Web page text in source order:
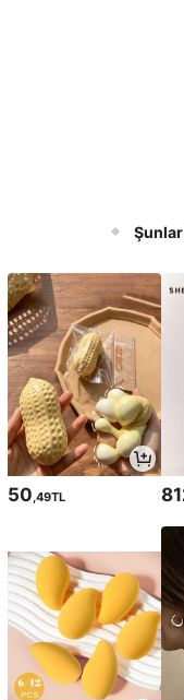
50 ,49TL